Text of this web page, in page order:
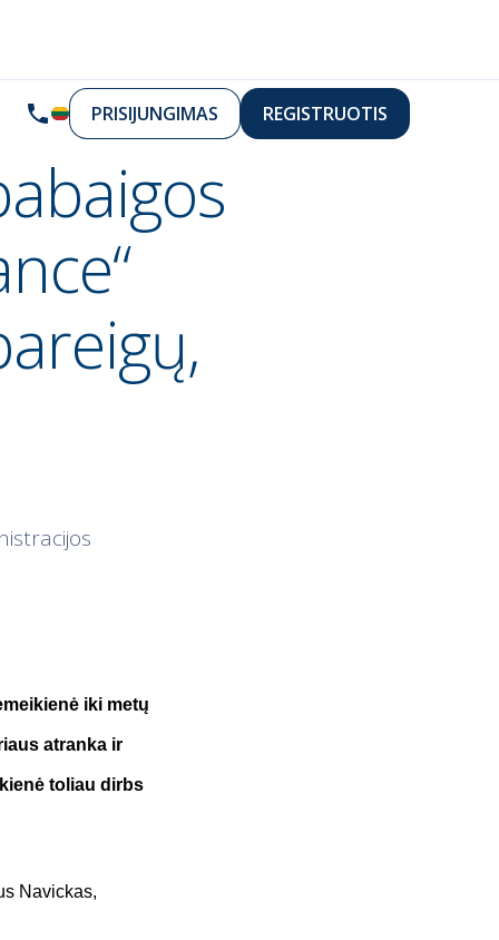
PRISIJUNGIMAS REGISTRUOTIS
iki metų
atranka ir
toliau dirbs
Navickas,